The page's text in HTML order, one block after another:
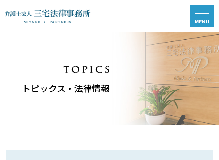
トピックス・法律情報